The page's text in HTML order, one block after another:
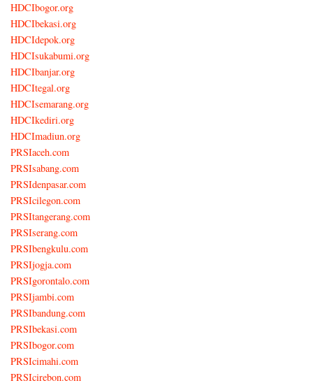
HDCIbogor.org
HDCIbekasi.org
HDCIdepok.org
HDCIsukabumi.org
HDCIbanjar.org
HDCItegal.org
HDCIsemarang.org
HDCIkediri.org
HDCImadiun.org
PRSIaceh.com
PRSIsabang.com
PRSIdenpasar.com
PRSIcilegon.com
PRSItangerang.com
PRSIserang.com
PRSIbengkulu.com
PRSIjogja.com
PRSIgorontalo.com
PRSIjambi.com
PRSIbandung.com
PRSIbekasi.com
PRSIbogor.com
PRSIcimahi.com
PRSIcirebon.com